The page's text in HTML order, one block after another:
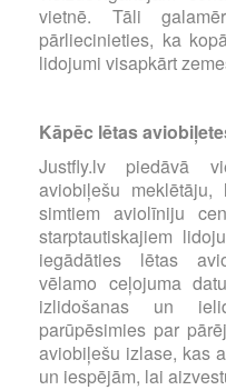
vietnē. Tāli
pārliecinieties, ka
lidojumi visapkārt
Kāpēc lētas
Justfly.lv piedāvā
aviobiļešu
simtiem aviolīniju
starptautiskajiem
iegādāties lētas
vēlamo ceļojuma
izlidošanas un
parūpēsimies par
aviobiļešu izlase, kas
un iespējām, lai